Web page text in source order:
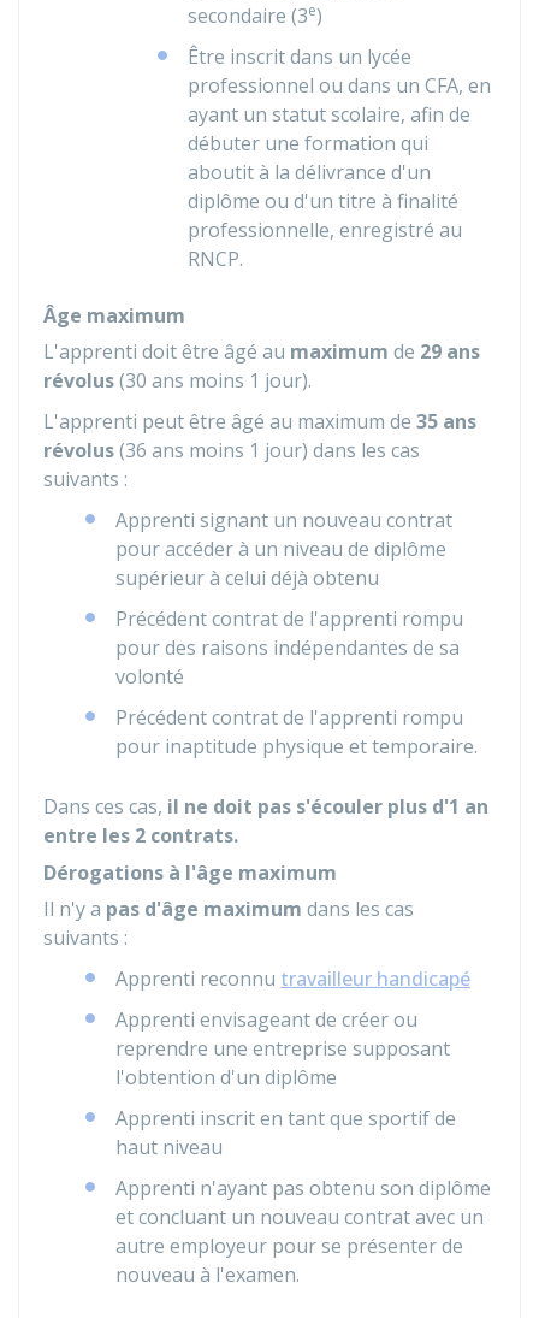
secondaire (3e)
Être inscrit dans un lycée
professionnel ou dans un CFA, en
ayant un statut scolaire, afin de
débuter une formation qui
aboutit à la délivrance d'un
diplôme ou d'un titre à finalité
professionnelle, enregistré au
RNCP.
Âge maximum
L'apprenti doit être âgé au maximum de 29 ans
révolus(30 ans moins 1 jour).
L'apprenti peut être âgé au maximum de 35 ans
révolus(36 ans moins 1 jour) dans les cas
suivants :
Apprenti signant un nouveau contrat
pour accéder à un niveau de diplôme
supérieur à celui déjà obtenu
Précédent contrat de l'apprenti rompu
pour des raisons indépendantes de sa
volonté
Précédent contrat de l'apprenti rompu
pour inaptitude physique et temporaire.
Dans ces cas, il ne doit pas s'écouler plus d'1 an
entre les 2 contrats.
Dérogations à l'âge maximum
Il n'y a pas d'âge maximum dans les cas
suivants :
Apprenti reconnu travailleur handicapé
Apprenti envisageant de créer ou
reprendre une entreprise supposant
l'obtention d'un diplôme
Apprenti inscrit en tant que sportif de
haut niveau
Apprenti n'ayant pas obtenu son diplôme
et concluant un nouveau contrat avec un
autre employeur pour se présenter de
nouveau à l'examen.